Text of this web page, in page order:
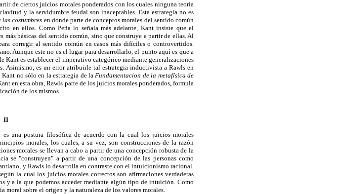
de ciertos juicios morales ponderados con los cuales ninguna teoría
y la servidumbre feudal son inaceptables. Esta estrategia no es
costumbres en donde parte de conceptos morales del sentido común
en ellos. Como Peña lo señala más adelante, Kant insiste que el
básicas del sentido común, sino que construye a partir de ellas. Al
corregir al sentido común en casos más difíciles o controvertidos.
Aunque este no es el lugar para desarrollarlo, el punto aquí es que a
es establecer el imperativo categórico mediante generalizaciones
es un error atribuirle tal estrategia inductivista a Rawls en
no sólo en la estrategia de laFundamentacion de la metafísica de
en esta obra, Rawls parte de los juicios morales ponderados, formula
de los mismos.
II
una postura filosófica de acuerdo con la cual los juicios morales
morales, los cuales, a su vez, son construcciones de la razón
morales se llevan a cabo a partir de una concepción robusta de la
se "construyen" a partir de una concepción de las personas como
y Rawls lo desarrolla en contraste con el intuicionismo racional.
la cual los juicios morales correctos son afirmaciones verdaderas
y a la que podemos acceder mediante algún tipo de intuición. Como
moral sobre el origen y la naturaleza de los valores morales.